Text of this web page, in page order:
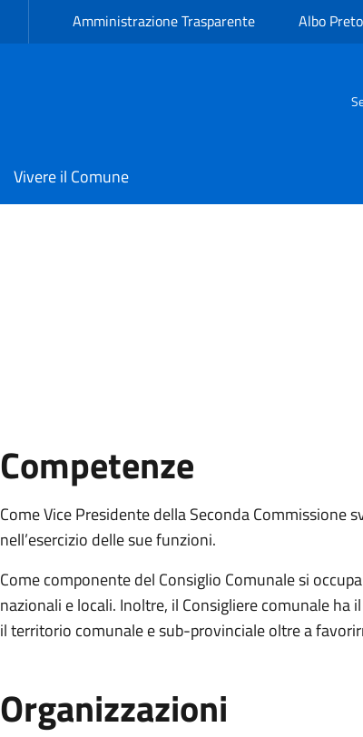
Amministrazione Trasparente Albo
Vivere il Comune
Competenze
Come Vice Presidente della Seconda Commissione
nell’esercizio delle sue funzioni.
Come componente del Consiglio Comunale si
nazionali e locali. Inoltre, il Consigliere comunale
il territorio comunale e sub-provinciale oltre a
Organizzazioni